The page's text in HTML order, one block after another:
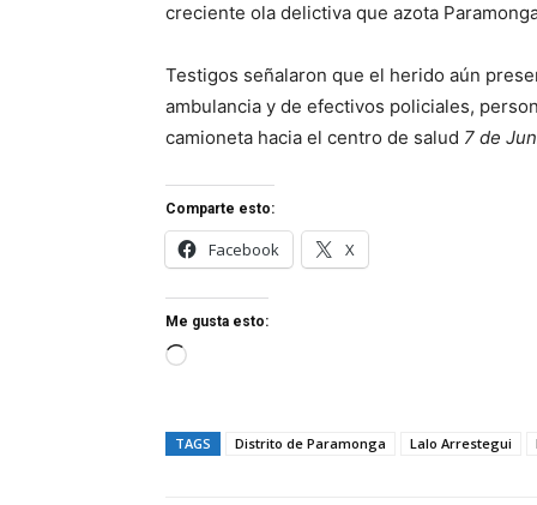
creciente ola delictiva que azota
Testigos señalaron que el herido aún
ambulancia y de efectivos policiales,
camioneta hacia el centro de salud 7 de
Comparte esto:
Facebook X
Me gusta esto:
C
g
TAGS Distrito de Paramonga Lalo Arrestegui